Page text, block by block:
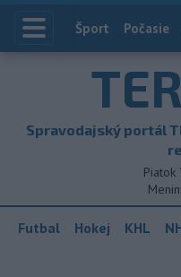
Index
Šport Počasie
Spravodajský portál
Piatok
Futbal Hokej KHL